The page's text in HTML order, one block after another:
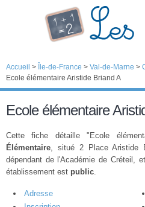
Accueil > Île-de-France > Val-de-Marne >
Ecole élémentaire Aristide Briand A
Ecole élémentaire
Cette fiche détaille "Ecole
Élémentaire, situé 2 Place Aristide
dépendant de l'Académie de Créteil,
établissement est public.
Adresse